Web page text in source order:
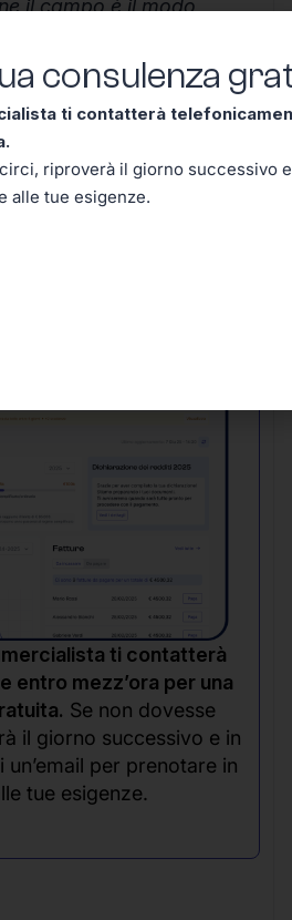
il campo è il modo
un futuro lavorativo
inutili sorprese.
resta aggiornato e
ben ponderata oggi ti
ti contatterà
entro mezz’ora per una
Se non dovesse
il giorno successivo e in
per prenotare in
tue esigenze.
consulenza
ti contatterà
riproverà il giorno successivo
alle tue esigenze.